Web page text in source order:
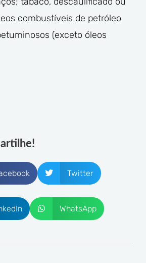
combustíveis de petróleo
(exceto óleos
Twitter
WhatsApp